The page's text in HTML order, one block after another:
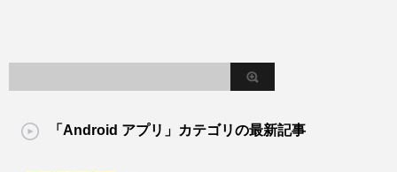
「Android アプリ」カテゴリの最新記事